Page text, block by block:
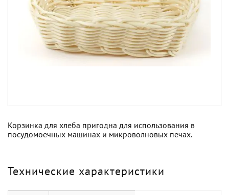
Корзинка для хлеба пригодна для использования в
посудомоечных машинах и микроволновых печах.
Технические характеристики